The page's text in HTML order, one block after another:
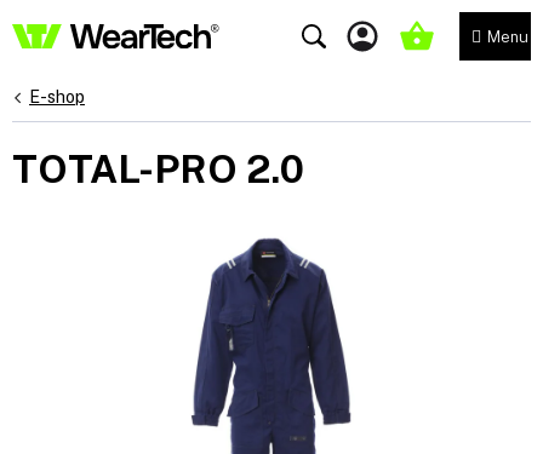
na
NÁKUPNÍ
E-shop
TOTAL-PRO 2.0